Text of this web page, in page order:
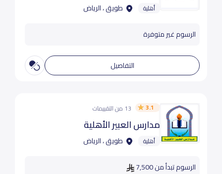
أهلية طويق ، الرياض
الرسوم غير متوفرة
التفاصيل
3.1 13 من التقييمات
مدارس العبير الأهلية
أهلية طويق ، الرياض
الرسوم تبدأ من 7,500